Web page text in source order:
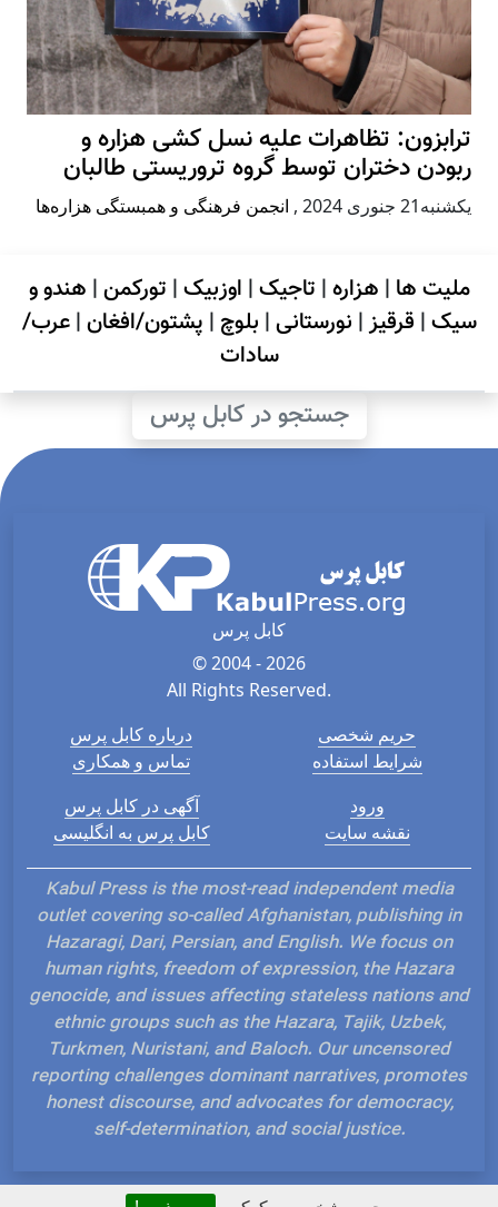
ترابزون: تظاهرات علیه نسل کشی هزاره و
ربودن دختران توسط گروه تروریستی طالبان
يكشنبه21 جنوری 2024 , انجمن فرهنگی و همبستگی هزاره‌ها
ملیت ها | هزاره| تاجیک| اوزبیک| تورکمن| هندو و
سیک| قرقیز| نورستانی| بلوچ | پشتون/افغان|عرب/
سادات
جستجو در کابل پرس
کابل پرس
© 2004 - 2026
All Rights Reserved.
درباره کابل پرس
تماس و همکاری
حریم شخصی
شرایط استفاده
آگهی در کابل پرس
کابل پرس به انگلیسی
ورود
نقشه سایت
Kabul Press is the most-read independent media
outlet covering so-called Afghanistan, publishing in
Hazaragi, Dari, Persian, and English. We focus on
human rights, freedom of expression, the Hazara
genocide, and issues affecting stateless nations and
ethnic groups such as the Hazara, Tajik, Uzbek,
Turkmen, Nuristani, and Baloch. Our uncensored
reporting challenges dominant narratives, promotes
honest discourse, and advocates for democracy,
self-determination, and social justice.